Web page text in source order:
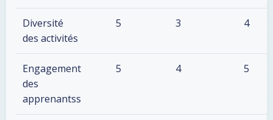
Diversité
des activités
5 3 4
Engagement
des
apprenantss
5 4 5